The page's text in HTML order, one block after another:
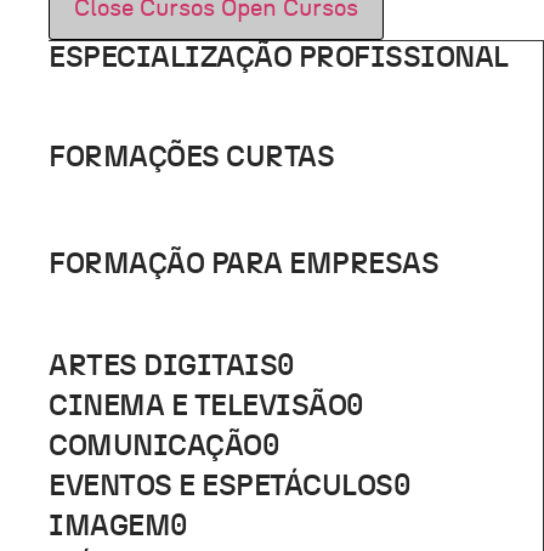
Close Cursos Open Cursos
ESPECIALIZAÇÃO PROFISSIONAL
FORMAÇÕES CURTAS
FORMAÇÃO PARA EMPRESAS
ARTES DIGITAIS0
CINEMA E TELEVISÃO0
COMUNICAÇÃO0
EVENTOS E ESPETÁCULOS0
IMAGEM 0